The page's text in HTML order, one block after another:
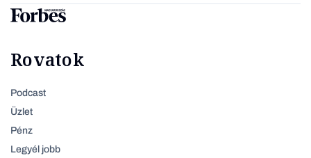
Rovatok
Podcast
Üzlet
Pénz
Legyél jobb